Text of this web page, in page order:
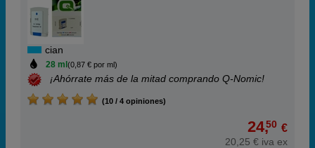
cian
28 ml (0,87 € por ml)
¡Ahórrate más de la mitad comprando Q-Nomic!
(10 / 4 opiniones)
24,50 €
20,25 € iva ex